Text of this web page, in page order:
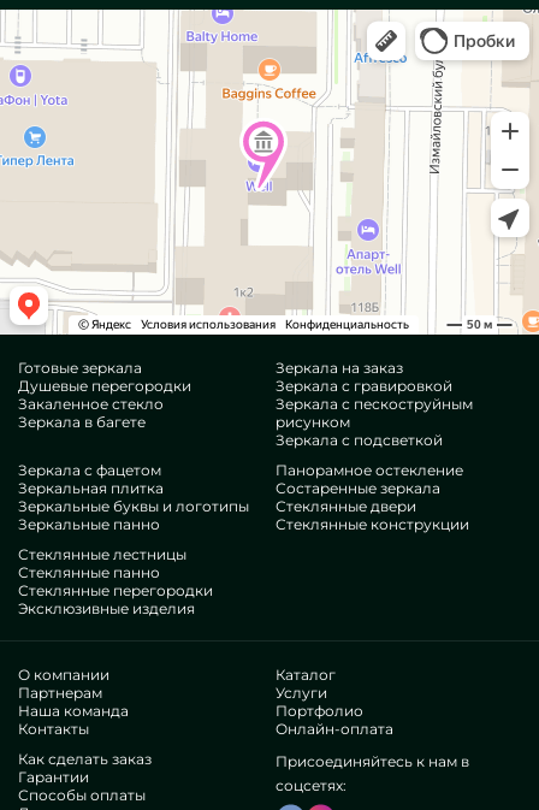
Готовые зеркала
Душевые перегородки
Закаленное стекло
Зеркала в багете
Зеркала на заказ
Зеркала с гравировкой
Зеркала с пескоструйным
рисунком
Зеркала с подсветкой
Зеркала с фацетом
Зеркальная плитка
Зеркальные буквы и логотипы
Зеркальные панно
Панорамное остекление
Состаренные зеркала
Стеклянные двери
Стеклянные конструкции
Стеклянные лестницы
Стеклянные панно
Стеклянные перегородки
Эксклюзивные изделия
О компании
Партнерам
Наша команда
Контакты
Каталог
Услуги
Портфолио
Онлайн-оплата
Как сделать заказ
Гарантии
Способы оплаты
Присоединяйтесь к нам в
соцсетях: